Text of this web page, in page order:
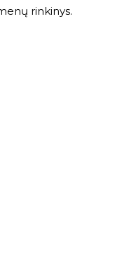
rinkinys.